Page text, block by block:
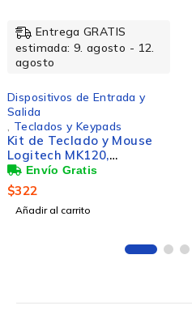
Entrega GRATIS
estimada: 9. agosto - 12.
agosto
Dispositivos de Entrada y
Salida
Teclados y Keypads
Kit de Teclado y Mouse
Logitech MK120,
Alámbrico, USB, Negro
(Español)
$322
Añadir al carrito